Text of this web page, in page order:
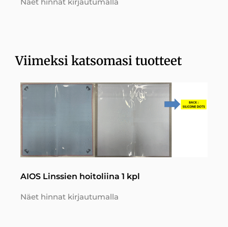
Näet hinnat kirjautumalla
Viimeksi katsomasi tuotteet
AIOS Linssien hoitoliina 1 kpl
Näet hinnat kirjautumalla